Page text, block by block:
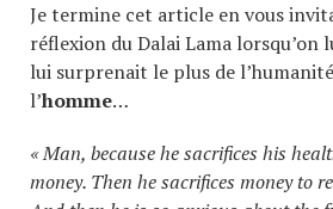
Je termine cet article en vous
réflexion du Dalai Lama lorsqu’on
lui surprenait le plus de
l’homme…
« Man, because he sacrifices his
money. Then he sacrifices money to